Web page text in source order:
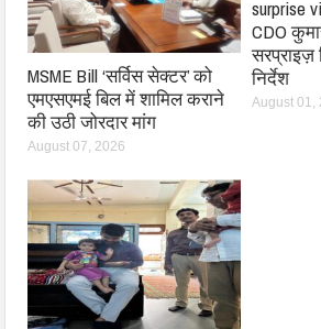
MSME Bill ‘सर्विस सेक्टर’ को
एमएसएमई बिल में शामिल कराने
की उठी जोरदार मांग
August 07, 2026
surprise
CDO
सरप्राइज़
निर्देश
August 01,